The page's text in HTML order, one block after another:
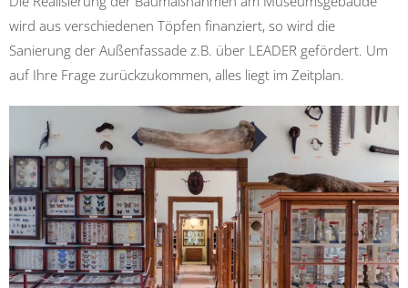
wird aus verschiedenen Töpfen finanziert, so wird die
Sanierung der Außenfassade z.B. über LEADER gefördert. Um
auf Ihre Frage zurückzukommen, alles liegt im Zeitplan.